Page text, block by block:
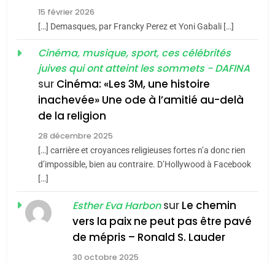
«Tu dis génocide, je dis
guerre»: La nouvelle
chanson de Boy George
ISRAÉL JUDAISME
Accords d’Isaac:
l’alliance pourrait
s’étendre à 13 pays
d’Amérique latine
ISRAÉL JUDAISME
15 février 2026
[…] Demasques, par Francky Perez et Yoni Gabali […]
Cinéma, musique, sport, ces célébrités
juives qui ont atteint les sommets - DAFINA
sur Cinéma: «Les 3M, une histoire
inachevée» Une ode à l’amitié au-delà
de la religion
28 décembre 2025
[…] carrière et croyances religieuses fortes n’a donc rien
d’impossible, bien au contraire. D’Hollywood à Facebook
[…]
Esther Eva Harbonsur Le chemin
vers la paix ne peut pas être pavé
de mépris – Ronald S. Lauder
30 octobre 2025
meurtrière selon le rapport
l’antisémitisme
FIÈRE, DIGNE ET RÉSILIENTE :
POURQUOI JE REVENDIQUE
MA JUDAÏTE par Thérèse
Zrihen-Dvir
ISRAÉL
CE QUI NOUS MANQUE –
JUDAISME
Maroc : Les amandes de